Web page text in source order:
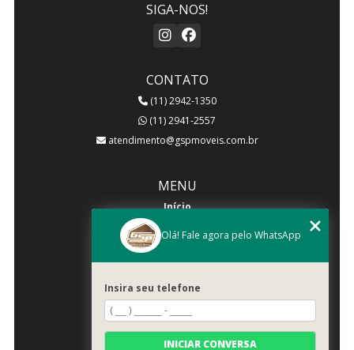
SIGA-NOS!
CONTATO
(11) 2942-1350
(11) 2941-2557
atendimento@gspmoveis.com.br
MENU
Início
Quem somos
Galeria
Categorias
Contato
Olá! Fale agora pelo WhatsApp
Insira seu telefone
INICIAR CONVERSA